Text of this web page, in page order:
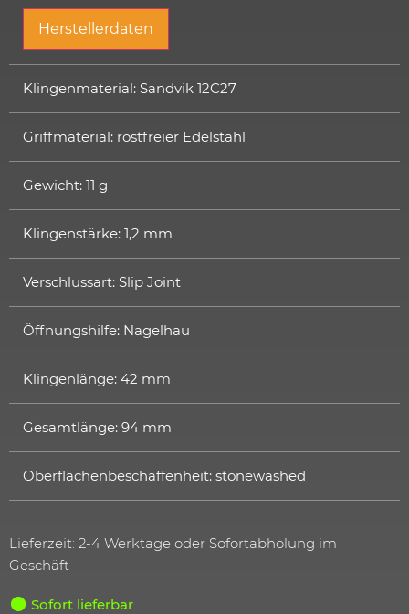
Herstellerdaten
Klingenmaterial: Sandvik 12C27
Griffmaterial: rostfreier Edelstahl
Gewicht: 11 g
Klingenstärke: 1,2 mm
Verschlussart: Slip Joint
Öffnungshilfe: Nagelhau
Klingenlänge: 42 mm
Gesamtlänge: 94 mm
Oberflächenbeschaffenheit: stonewashed
Lieferzeit: 2-4 Werktage oder Sofortabholung im
Geschäft
Sofort lieferbar